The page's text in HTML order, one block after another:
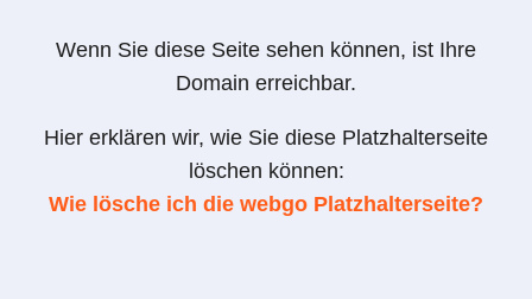
Wenn Sie diese Seite sehen können, ist Ihre
Domain erreichbar.
Hier erklären wir, wie Sie diese Platzhalterseite
löschen können:
Wie lösche ich die webgo Platzhalterseite?